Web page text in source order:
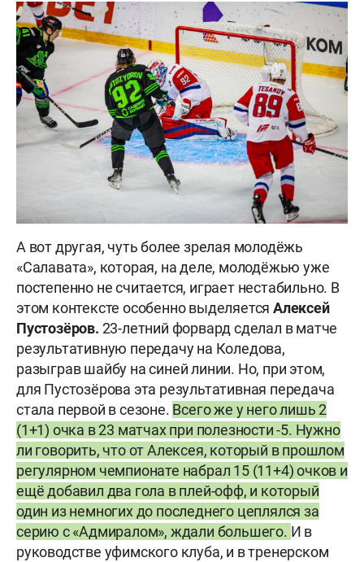
А вот другая, чуть более зрелая молодёжь
«Салавата», которая, на деле, молодёжью уже
постепенно не считается, играет нестабильно. В
этом контексте особенно выделяется Алексей
Пустозёров. 23-летний форвард сделал в матче
результативную передачу на Коледова,
разыграв шайбу на синей линии. Но, при этом,
для Пустозёрова эта результативная передача
стала первой в сезоне. Всего же у него лишь 2
(1+1) очка в 23 матчах при полезности -5. Нужно
ли говорить, что от Алексея, который в прошлом
регулярном чемпионате набрал 15 (11+4) очков и
ещё добавил два гола в плей-офф, и который
один из немногих до последнего цеплялся за
серию с «Адмиралом», ждали большего. И в
руководстве уфимского клуба, и в тренерском